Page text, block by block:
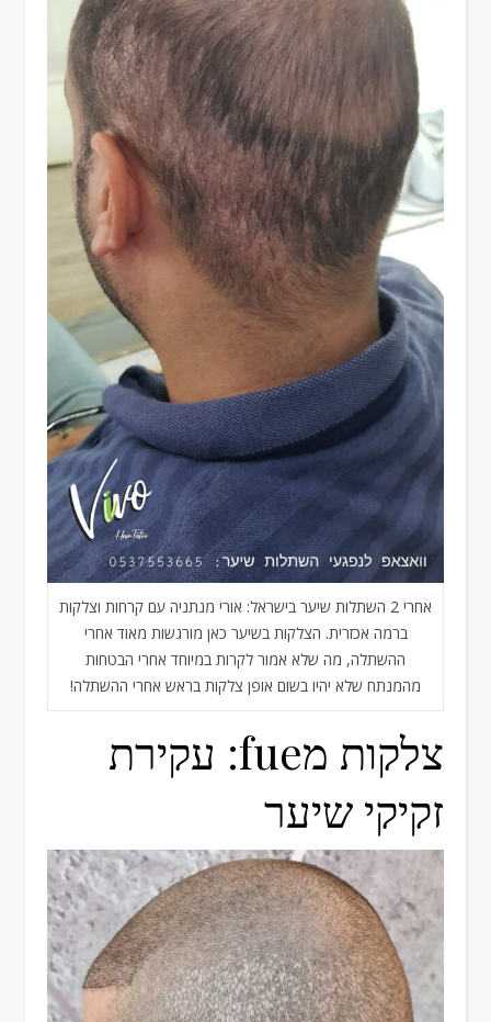
אחרי 2 השתלות שיער בישראל: אורי מנתניה עם קרחות וצלקות
ברמה אכזרית. הצלקות בשיער כאן מורגשות מאוד אחרי
ההשתלה, מה שלא אמור לקרות במיוחד אחרי הבטחות
מהמנתח שלא יהיו בשום אופן צלקות בראש אחרי ההשתלה!
צלקות מfue: עקירת
זקיקי שיער